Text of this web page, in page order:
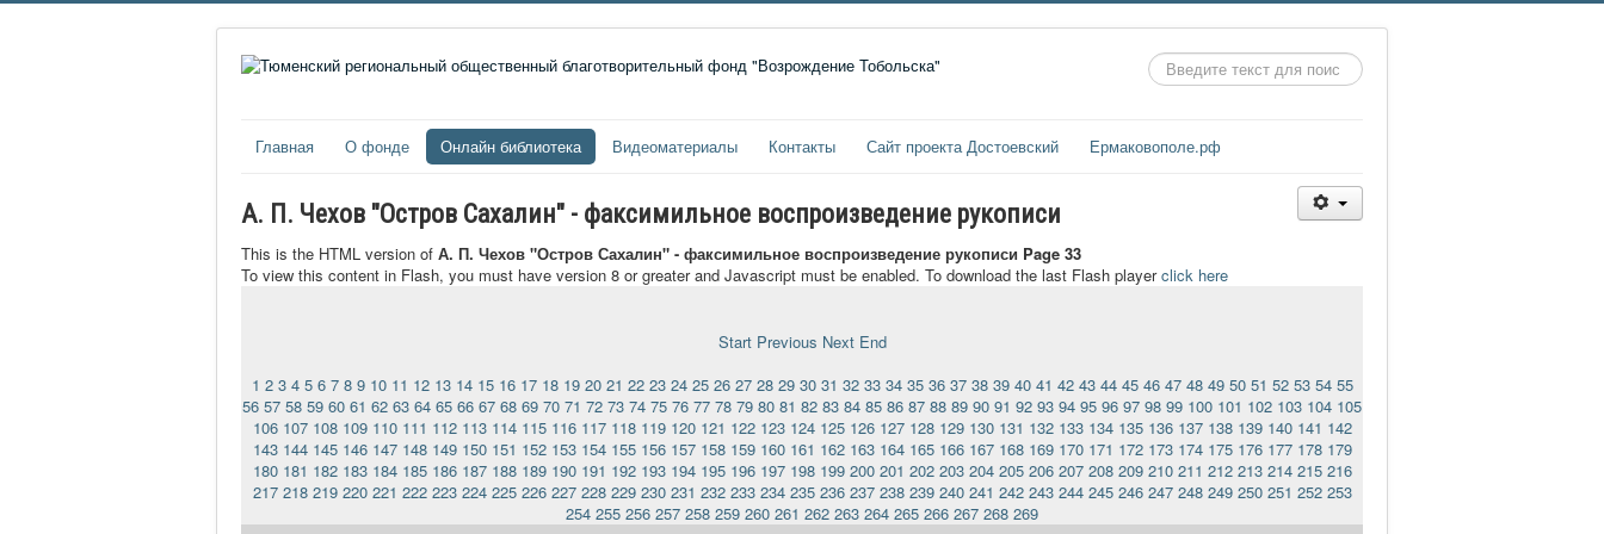
Искать...
Главная О фонде Онлайн библиотека Видеоматериалы Контакты Сайт проекта Достоевский Ермаковополе.рф
А. П. Чехов "Остров Сахалин" - факсимильное воспроизведение рукописи
This is the HTML version of А. П. Чехов "Остров Сахалин" - факсимильное воспроизведение рукописи Page 33
To view this content in Flash, you must have version 8 or greater and Javascript must be enabled. To download the last Flash playerclick here
Start Previous Next End
1 2 3 4 5 6 7 8 9 10 11 12 13 14 15 16 17 18 19 20 21 22 23 24 25 26 27 28 29 30 31 32 33 34 35 36 37 38 39 40 41 42 43 44 45 46 47 48 49 50 51 52 53 54 55
56 57 58 59 60 61 62 63 64 65 66 67 68 69 70 71 72 73 74 75 76 77 78 79 80 81 82 83 84 85 86 87 88 89 90 91 92 93 94 95 96 97 98 99 100 101 102 103 104 105
106 107 108 109 110 111 112 113 114 115 116 117 118 119 120 121 122 123 124 125 126 127 128 129 130 131 132 133 134 135 136 137 138 139 140 141 142
143 144 145 146 147 148 149 150 151 152 153 154 155 156 157 158 159 160 161 162 163 164 165 166 167 168 169 170 171 172 173 174 175 176 177 178 179
180 181 182 183 184 185 186 187 188 189 190 191 192 193 194 195 196 197 198 199 200 201 202 203 204 205 206 207 208 209 210 211 212 213 214 215 216
217 218 219 220 221 222 223 224 225 226 227 228 229 230 231 232 233 234 235 236 237 238 239 240 241 242 243 244 245 246 247 248 249 250 251 252 253
254 255 256 257 258 259 260 261 262 263 264 265 266 267 268 269